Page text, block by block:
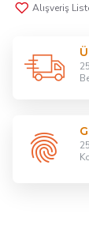
Alışveriş